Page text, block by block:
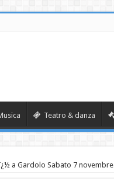
Teatro & danza
a Gardolo Sabato 7 novembre